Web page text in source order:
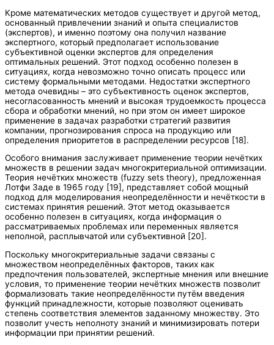
Кроме математических методов существует и другой метод,
основанный привлечении знаний и опыта специалистов
(экспертов), и именно поэтому она получил название
экспертного, который предполагает использование
субъективной оценки экспертов для определения
оптимальных решений. Этот подход особенно полезен в
ситуациях, когда невозможно точно описать процесс или
систему формальными методами. Недостатки экспертного
метода очевидны – это субъективность оценок экспертов,
несогласованность мнений и высокая трудоемкость процесса
сбора и обработки мнений, но при этом он имеет широкое
применение в задачах разработки стратегий развития
компании, прогнозирования спроса на продукцию или
определения приоритетов в распределении ресурсов [18].
Особого внимания заслуживает применение теории нечётких
множеств в решении задач многокритериальной оптимизации.
Теория нечётких множеств (fuzzy sets theory), предложенная
Лотфи Заде в 1965 году [19], представляет собой мощный
подход для моделирования неопределённости и нечёткости в
системах принятия решений. Этот метод оказывается
особенно полезен в ситуациях, когда информация о
рассматриваемых проблемах или переменных является
неполной, расплывчатой или субъективной [20].
Поскольку многокритериальные задачи связаны с
множеством неопределённых факторов, таких как
предпочтения пользователей, экспертные мнения или внешние
условия, то применение теории нечётких множеств позволит
формализовать такие неопределённости путём введения
функций принадлежности, которые позволяют оценивать
степень соответствия элементов заданному множеству. Это
позволит учесть неполноту знаний и минимизировать потери
информации при принятии решений.